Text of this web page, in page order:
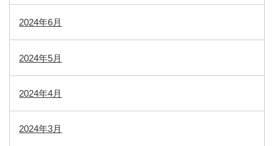
2024年6月
2024年5月
2024年4月
2024年3月